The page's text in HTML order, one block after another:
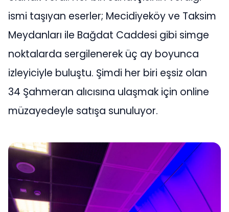
ismi taşıyan eserler; Mecidiyeköy ve Taksim
Meydanları ile Bağdat Caddesi gibi simge
noktalarda sergilenerek üç ay boyunca
izleyiciyle buluştu. Şimdi her biri eşsiz olan
34 Şahmeran alıcısına ulaşmak için online
müzayedeyle satışa sunuluyor.